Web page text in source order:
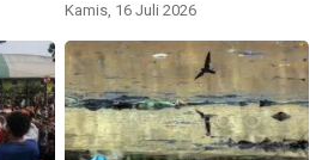
Kamis, 16 Juli 2026